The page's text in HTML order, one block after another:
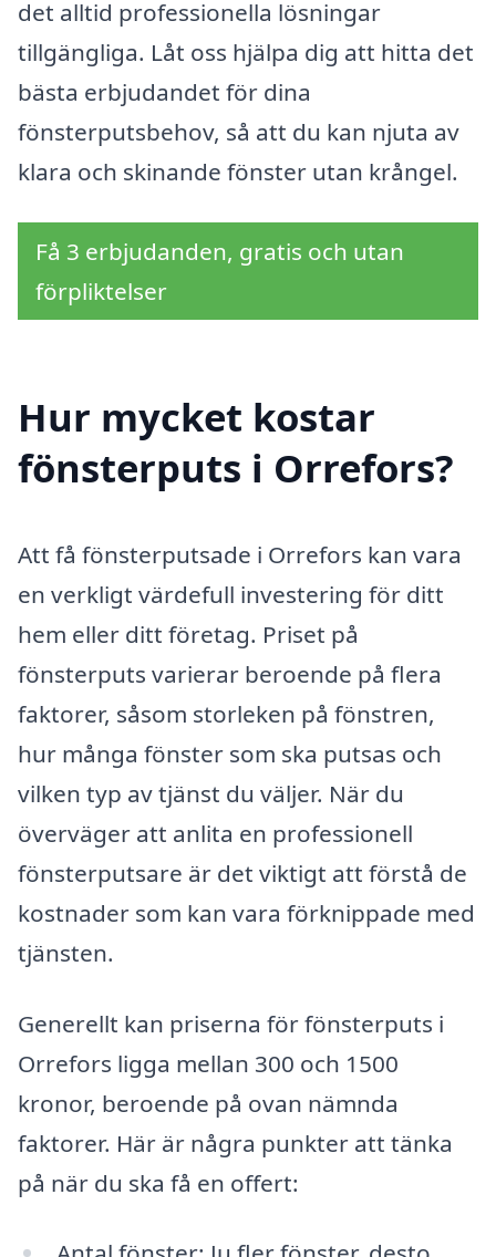
det alltid professionella lösningar
tillgängliga. Låt oss hjälpa dig att hitta det
bästa erbjudandet för dina
fönsterputsbehov, så att du kan njuta av
klara och skinande fönster utan krångel.
Få 3 erbjudanden, gratis och utan
förpliktelser
Hur mycket kostar
fönsterputs i Orrefors?
Att få fönsterputsade i Orrefors kan vara
en verkligt värdefull investering för ditt
hem eller ditt företag. Priset på
fönsterputs varierar beroende på flera
faktorer, såsom storleken på fönstren,
hur många fönster som ska putsas och
vilken typ av tjänst du väljer. När du
överväger att anlita en professionell
fönsterputsare är det viktigt att förstå de
kostnader som kan vara förknippade med
tjänsten.
Generellt kan priserna för fönsterputs i
Orrefors ligga mellan 300 och 1500
kronor, beroende på ovan nämnda
faktorer. Här är några punkter att tänka
på när du ska få en offert: